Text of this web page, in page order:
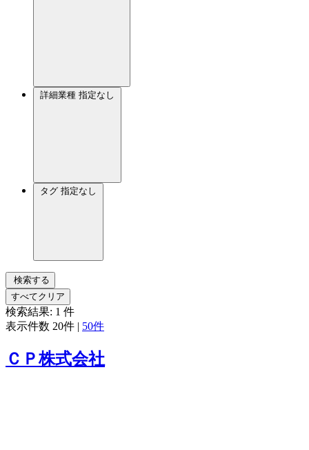
詳細業種 指定なし
タグ 指定なし
検索する
すべてクリア
検索結果: 1 件
表示件数 20件 | 50件
ＣＰ株式会社